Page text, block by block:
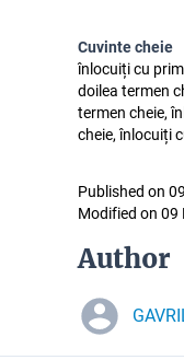
Cuvinte cheie
înlocuiți cu
doilea termen
termen cheie,
cheie, înlocuiți
Published on
Modified on 09
Author